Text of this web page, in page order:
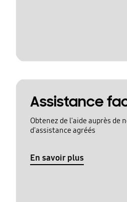
Assistance
Obtenez de l'aide auprès de
d'assistance agréés
En savoir plus